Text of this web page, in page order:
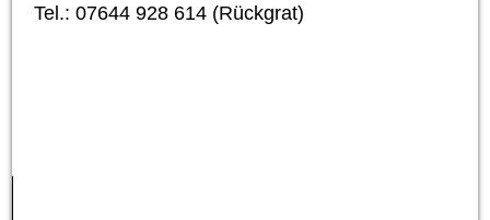
Tel.: 07644 928 614 (Rückgrat)